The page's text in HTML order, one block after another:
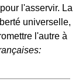
l'asservir. La
universelle,
l'autre à